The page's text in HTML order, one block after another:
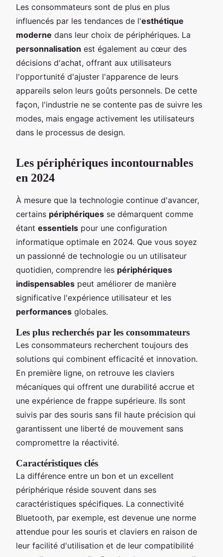
Les consommateurs sont de plus en plus
influencés par les tendances de l'esthétique
moderne dans leur choix de périphériques. La
personnalisation est également au cœur des
décisions d'achat, offrant aux utilisateurs
l'opportunité d'ajuster l'apparence de leurs
appareils selon leurs goûts personnels. De cette
façon, l'industrie ne se contente pas de suivre les
modes, mais engage activement les utilisateurs
dans le processus de design.
Les périphériques incontournables
en 2024
À mesure que la technologie continue d'avancer,
certains périphériques se démarquent comme
étant essentiels pour une configuration
informatique optimale en 2024. Que vous soyez
un passionné de technologie ou un utilisateur
quotidien, comprendre les périphériques
indispensables peut améliorer de manière
significative l'expérience utilisateur et les
performances globales.
Les plus recherchés par les consommateurs
Les consommateurs recherchent toujours des
solutions qui combinent efficacité et innovation.
En première ligne, on retrouve les claviers
mécaniques qui offrent une durabilité accrue et
une expérience de frappe supérieure. Ils sont
suivis par des souris sans fil haute précision qui
garantissent une liberté de mouvement sans
compromettre la réactivité.
Caractéristiques clés
La différence entre un bon et un excellent
périphérique réside souvent dans ses
caractéristiques spécifiques. La connectivité
Bluetooth, par exemple, est devenue une norme
attendue pour les souris et claviers en raison de
leur facilité d'utilisation et de leur compatibilité